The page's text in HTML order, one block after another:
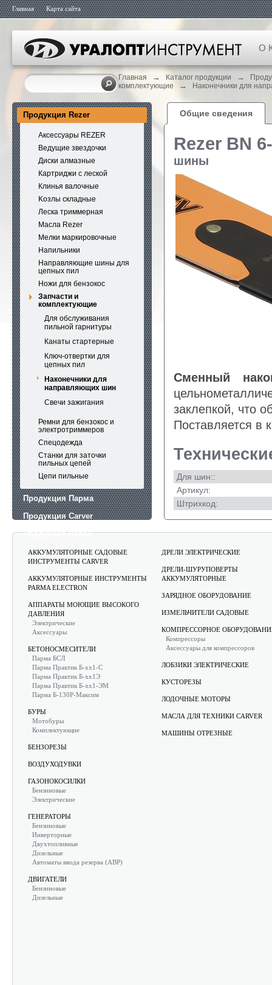
Главная Карта сайта
О
Главная → Каталог продукции →
комплектующие
→ Наконечники для
Продукция Rezer
Аксессуары REZER
Ведущие звездочки
Диски алмазные
Картриджи с леской
Клинья валочные
Kозлы складные
Леска триммерная
Масла Rezer
Мелки маркировочные
Напильники
Направляющие шины для
цепных пил
Ножи для бензокос
Запчасти и
комплектующие
Для обслуживания
пильной гарнитуры
Канаты стартерные
Ключ-отвертки для
цепных пил
Наконечники для
направляющих шин
Свечи зажигания
Ремни для бензокос и
электротриммеров
Спецодежда
Станки для заточки
пильных цепей
Цепи пильные
Продукция Парма
Продукция Carver
Продукция Rezoil
Общие сведения
Rezer BN
шины
Сменный
заклепкой, что
Поставляется в
Для шин::
Артикул:
Штрихкод:
АККУМУЛЯТОРНЫЕ САДОВЫЕ
ИНСТРУМЕНТЫ CARVER
АККУМУЛЯТОРНЫЕ ИНСТРУМЕНТЫ
PARMA ELECTRON
АППАРАТЫ МОЮЩИЕ ВЫСОКОГО
ДАВЛЕНИЯ
Электрические
Аксессуары
БЕТОНОСМЕСИТЕЛИ
Парма БСЛ
Парма Практик Б-хх1-С
Парма Практик Б-хх1Э
Парма Практик Б-хх1-ЭМ
Парма Б-130Р-Максим
БУРЫ
Мотобуры
Комплектующие
БЕНЗОРЕЗЫ
ВОЗДУХОДУВКИ
ГАЗОНОКОСИЛКИ
Бензиновые
Электрические
ГЕНЕРАТОРЫ
Бензиновые
Инверторные
Двухтопливные
Дизельные
Автоматы ввода резерва (АВР)
ДВИГАТЕЛИ
Бензиновые
Дизельные
ДРЕЛИ ЭЛЕКТРИЧЕСКИЕ
ДРЕЛИ-ШУРУПОВЕРТЫ
АККУМУЛЯТОРНЫЕ
ЗАРЯДНОЕ ОБОРУДОВАНИЕ
ИЗМЕЛЬЧИТЕЛИ САДОВЫЕ
КОМПРЕССОРНОЕ
Компрессоры
Аксессуары для компрессоров
ЛОБЗИКИ ЭЛЕКТРИЧЕСКИЕ
КУСТОРЕЗЫ
ЛОДОЧНЫЕ МОТОРЫ
МАСЛА ДЛЯ ТЕХНИКИ CARVER
МАШИНЫ ОТРЕЗНЫЕ